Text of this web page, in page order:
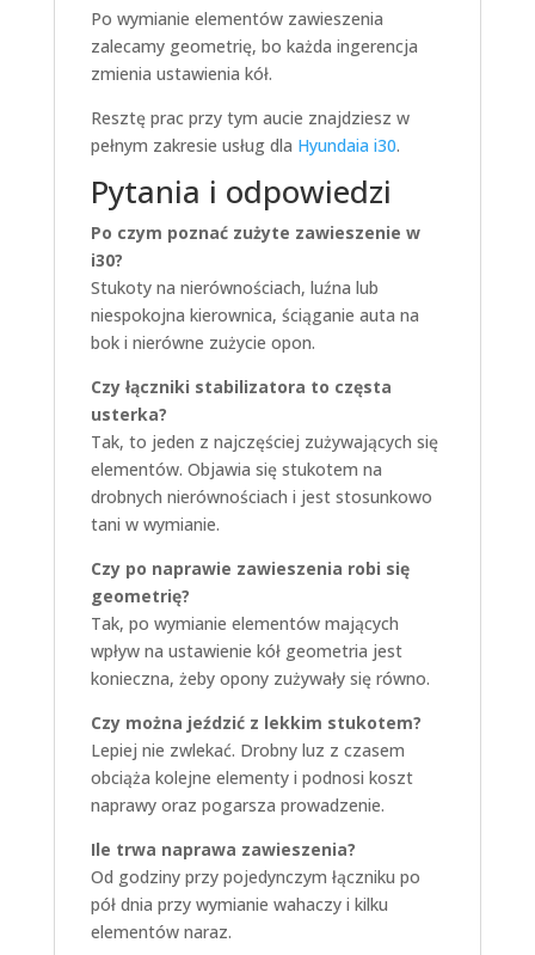
Po wymianie elementów zawieszenia
zalecamy geometrię, bo każda ingerencja
zmienia ustawienia kół.
Resztę prac przy tym aucie znajdziesz w
pełnym zakresie usług dla Hyundaia i30.
Pytania i odpowiedzi
Po czym poznać zużyte zawieszenie w
i30?
Stukoty na nierównościach, luźna lub
niespokojna kierownica, ściąganie auta na
bok i nierówne zużycie opon.
Czy łączniki stabilizatora to częsta
usterka?
Tak, to jeden z najczęściej zużywających się
elementów. Objawia się stukotem na
drobnych nierównościach i jest stosunkowo
tani w wymianie.
Czy po naprawie zawieszenia robi się
geometrię?
Tak, po wymianie elementów mających
wpływ na ustawienie kół geometria jest
konieczna, żeby opony zużywały się równo.
Czy można jeździć z lekkim stukotem?
Lepiej nie zwlekać. Drobny luz z czasem
obciąża kolejne elementy i podnosi koszt
naprawy oraz pogarsza prowadzenie.
Ile trwa naprawa zawieszenia?
Od godziny przy pojedynczym łączniku po
pół dnia przy wymianie wahaczy i kilku
elementów naraz.